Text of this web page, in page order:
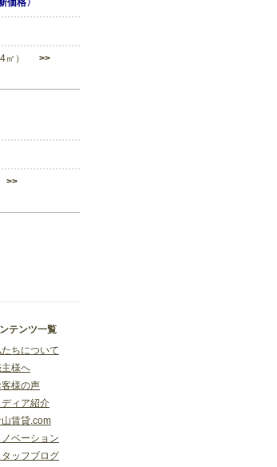
価格〉
㎡） >>
>>
テンツ一覧
ちについて
様へ
客様の声
ディア紹介
賃貸.com
ノベーション
タッフブログ